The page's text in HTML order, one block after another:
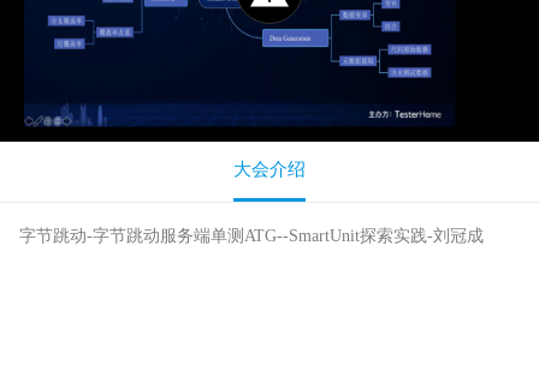
大会介绍
字节跳动-字节跳动服务端单测ATG--SmartUnit探索实践-刘冠成